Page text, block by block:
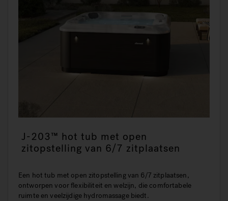
J-203™ hot tub met open
zitopstelling van 6/7 zitplaatsen
Een hot tub met open zitopstelling van 6/7 zitplaatsen,
ontworpen voor flexibiliteit en welzijn, die comfortabele
ruimte en veelzijdige hydromassage biedt.